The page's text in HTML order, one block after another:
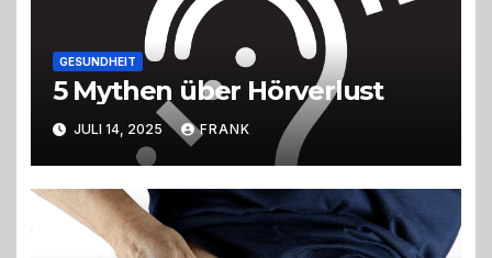
GESUNDHEIT
5 Mythen über Hörverlust
JULI 14, 2025 FRANK